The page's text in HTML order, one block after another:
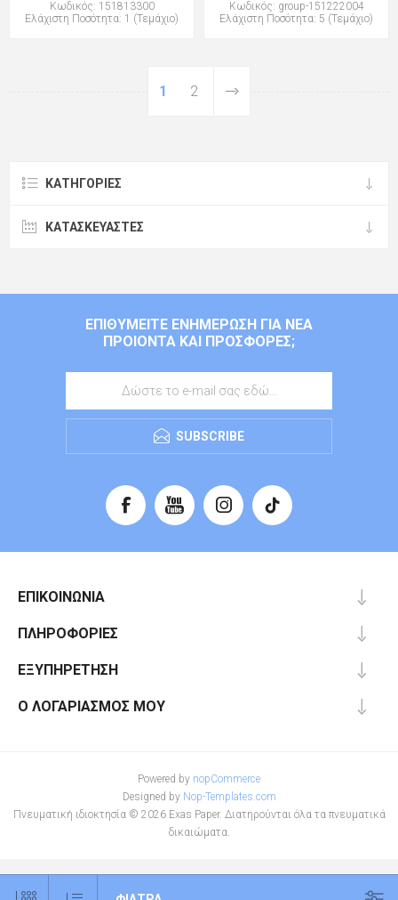
Κωδικός: 151813300
Ελάχιστη Ποσότητα: 1 (Τεμάχιο)
Κωδικός: group-151222004
Ελάχιστη Ποσότητα: 5 (Τεμάχιο)
1 2
ΚΑΤΗΓΟΡΊΕΣ
ΚΑΤΑΣΚΕΥΑΣΤΈΣ
ΕΠΙΘΥΜΕΊΤΕ ΕΝΗΜΈΡΩΣΗ ΓΙΑ ΝΈΑ
ΠΡΟΙΌΝΤΑ ΚΑΙ ΠΡΟΣΦΟΡΈΣ;
SUBSCRIBE
ΕΠΙΚΟΙΝΩΝΊΑ
ΠΛΗΡΟΦΟΡΊΕΣ
ΕΞΥΠΗΡΈΤΗΣΗ
Ο ΛΟΓΑΡΙΑΣΜΌΣ ΜΟΥ
Powered by nopCommerce
Designed by Nop-Templates.com
Πνευματική ιδιοκτησία © 2026 Exas Paper. Διατηρούνται όλα τα πνευματικά
δικαιώματα.